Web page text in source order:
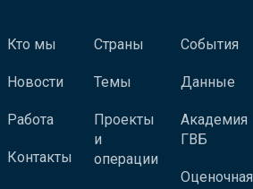
Кто мы
Новости
Работа
Контакты
Страны
Темы
Проекты
и
операции
События
Данные
Академия
ГВБ
Оценочная